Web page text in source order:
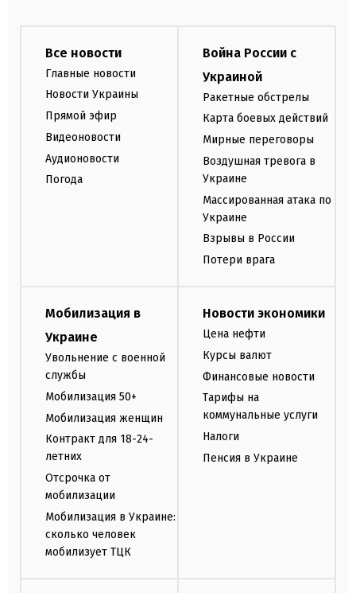
Все новости
Главные новости
Новости Украины
Прямой эфир
Видеоновости
Аудионовости
Погода
Война России с
Украиной
Ракетные обстрелы
Карта боевых действий
Мирные переговоры
Воздушная тревога в
Украине
Массированная атака по
Украине
Взрывы в России
Потери врага
Мобилизация в
Украине
Увольнение с военной
службы
Мобилизация 50+
Мобилизация женщин
Контракт для 18-24-
летних
Отсрочка от
мобилизации
Мобилизация в Украине:
сколько человек
мобилизует ТЦК
Новости экономики
Цена нефти
Курсы валют
Финансовые новости
Тарифы на
коммунальные услуги
Налоги
Пенсия в Украине